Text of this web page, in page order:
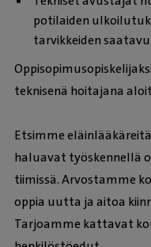
potilaiden
tarvikkeiden
teknisenä hoitajana
Etsimme
haluavat työskennellä
tiimissä. Arvostamme
oppia uutta ja aitoa
Tarjoamme kattavat